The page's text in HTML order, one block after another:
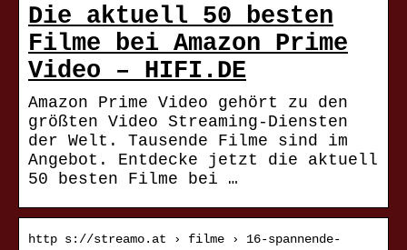
Die aktuell 50 besten
Filme bei Amazon Prime
Video – HIFI.DE
Amazon Prime Video gehört zu den
größten Video Streaming-Diensten
der Welt. Tausende Filme sind im
Angebot. Entdecke jetzt die aktuell
50 besten Filme bei …
http s://streamo.at › filme › 16-spannende-